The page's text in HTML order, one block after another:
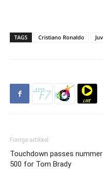
TAGS Cristiano Ronaldo
Forrige artikkel
Touchdown passes nummer
500 for Tom Brady